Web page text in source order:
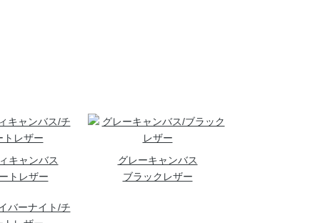
キャンバス
トレザー
グレーキャンバス
ブラックレザー